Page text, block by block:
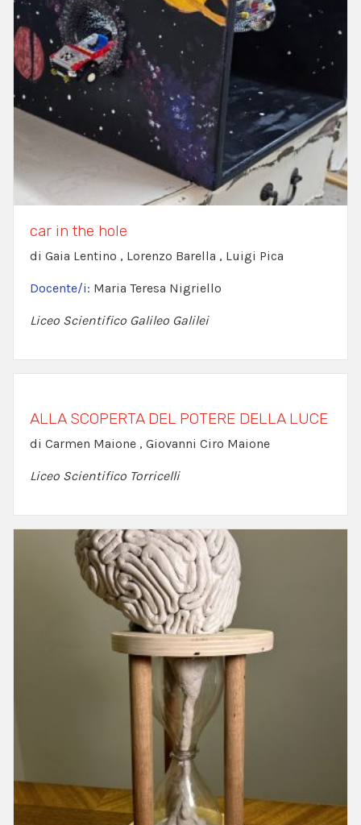
car in the hole
di Gaia Lentino , Lorenzo Barella , Luigi Pica
Docente/i: Maria Teresa Nigriello
Liceo Scientifico Galileo Galilei
ALLA SCOPERTA DEL POTERE DELLA LUCE
di Carmen Maione , Giovanni Ciro Maione
Liceo Scientifico Torricelli